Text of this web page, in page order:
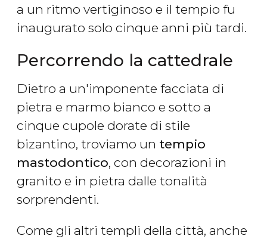
a un ritmo vertiginoso e il tempio fu
inaugurato solo cinque anni più tardi.
Percorrendo la cattedrale
Dietro a un'imponente facciata di
pietra e marmo bianco e sotto a
cinque cupole dorate di stile
bizantino, troviamo un tempio
mastodontico, con decorazioni in
granito e in pietra dalle tonalità
sorprendenti.
Come gli altri templi della città, anche